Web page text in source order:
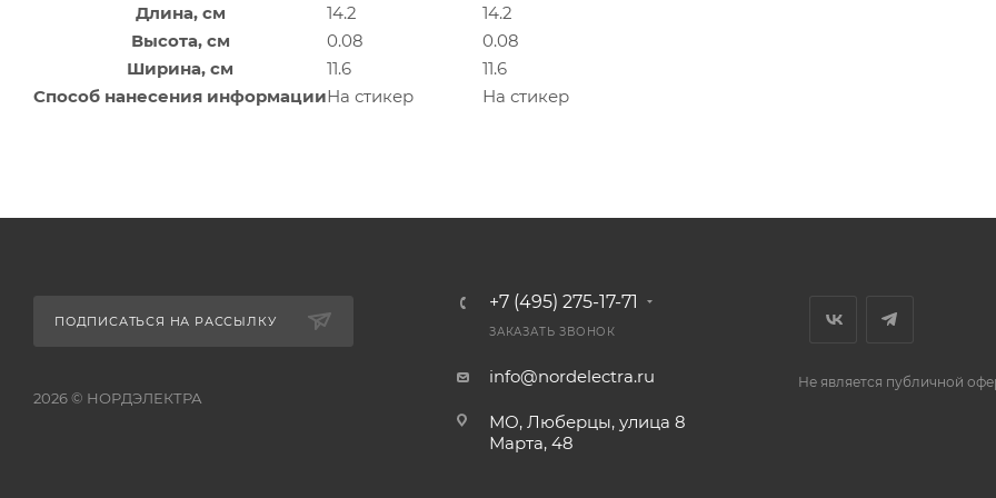
Длина, см
14.2
14.2
Высота, см
0.08
0.08
Ширина, см
11.6
11.6
Способ нанесения информацииНа стикер На стикер
ПОДПИСАТЬСЯ НА РАССЫЛКУ
2026 © НОРДЭЛЕКТРА
+7 (495) 275-17-71
ЗАКАЗАТЬ ЗВОНОК
info@nordelectra.ru
МО, Люберцы, улица 8
Марта, 48
Не является публичной